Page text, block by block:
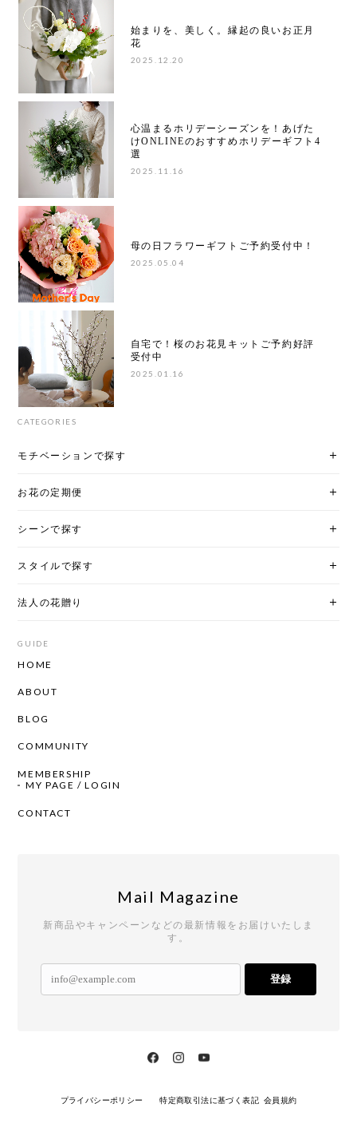
始まりを、美しく。縁起の良いお正月
花
2025.12.20
心温まるホリデーシーズンを！あげた
けONLINEのおすすめホリデーギフト4
選
2025.11.16
母の日フラワーギフトご予約受付中！
2025.05.04
自宅で！桜のお花見キットご予約好評
受付中
2025.01.16
CATEGORIES
モチベーションで探す
お花の定期便
シーンで探す
スタイルで探す
法人の花贈り
GUIDE
HOME
ABOUT
BLOG
COMMUNITY
MEMBERSHIP
MY PAGE / LOGIN
CONTACT
Mail Magazine
新商品やキャンペーンなどの最新情報をお届けいたしま
す。
登録
プライバシーポリシー 特定商取引法に基づく表記 会員規約